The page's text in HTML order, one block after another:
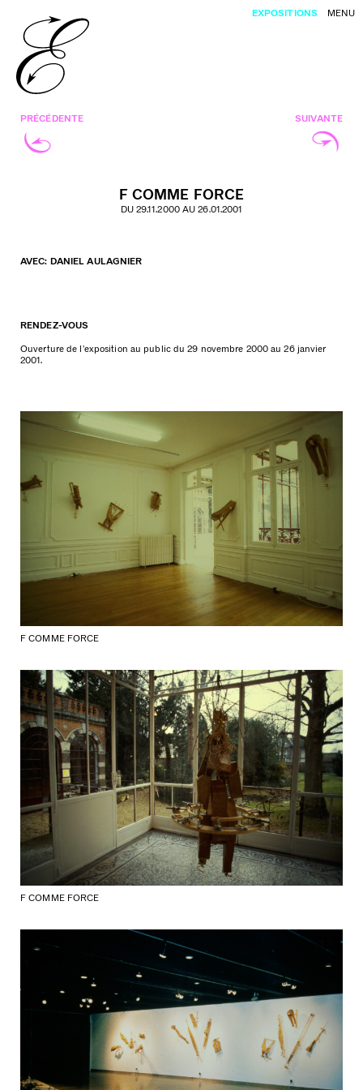
MENU
EXPOSITIONS
PRÉCÉDENTE SUIVANTE
F COMME FORCE
DU 29.11.2000 AU 26.01.2001
AVEC: DANIEL AULAGNIER
RENDEZ-VOUS
Ouverture de l’exposition au public du 29 novembre 2000 au 26 janvier
2001.
F COMME FORCE
F COMME FORCE